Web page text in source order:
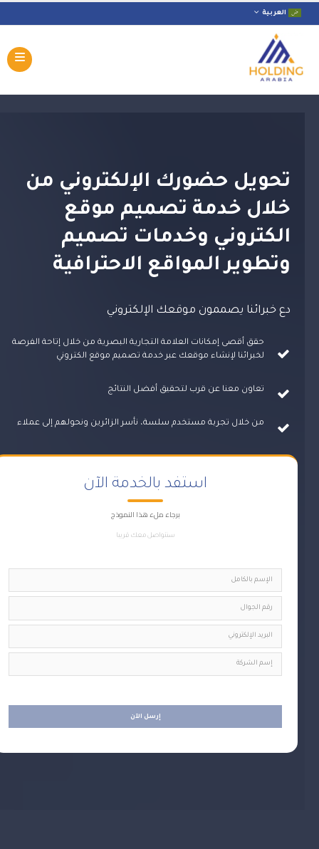
العربية
تحويل حضورك الإلكتروني من
خلال خدمة تصميم موقع
الكتروني وخدمات تصميم
وتطوير المواقع الاحترافية
دع خبرائنا يصممون موقعك الإلكتروني
حقق أقصى إمكانات العلامة التجارية البصرية من خلال إتاحة الفرصة
لخبرائنا لإنشاء موقعك عبر خدمة تصميم موقع الكتروني
تعاون معنا عن قرب لتحقيق أفضل النتائج
من خلال تجربة مستخدم سلسة، نأسر الزائرين ونحولهم إلى عملاء
استفد بالخدمة الآن
برجاء ملء هذا النموذج
سنتواصل معك قريبا